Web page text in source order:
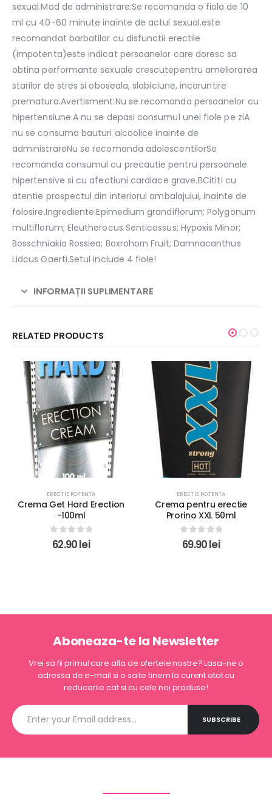
sexual.Mod de administrare:Se recomanda o fiola de 10
ml cu 40-60 minute inainte de actul sexual.este
recomandat barbatilor cu disfunctii erectile
(impotenta)este indicat persoanelor care doresc sa
obtina performante sexuale crescutepentru ameliorarea
starilor de stres si oboseala, slabiciune, incaruntire
prematura.Avertisment:Nu se recomanda persoanelor cu
hipertensiune.A nu se depasi consumul unei fiole pe ziA
nu se consuma bauturi alcoolice inainte de
administrareNu se recomanda adolescentilorSe
recomanda consumul cu precautie pentru persoanele
hipertensive si cu afectiuni cardiace grave.ВCititi cu
atentie prospectul din interiorul ambalajului, inainte de
folosire.Ingrediente:Epimedium grandiflorum; Polygonum
multiflorum; Eleutherocus Senticossus; Hypoxis Minor;
Bosschniakia Rossiea; Boxrohorn Fruit; Damnacanthus
Lidcus Gaerti.Setul include 4 fiole!
INFORMAȚII SUPLIMENTARE
RELATED PRODUCTS
ERECTIE POTENTA
Crema pentru erectie
Prorino XXL 50ml
0out of 5
69.90
ERECTIE POTENTA
Prorino Black Capsule
concentrate pentru
Potenta 2cps
0 out of 5
Aboneaza-te la Newsletter
Vrei sa fii primul care afla de ofertele nostre? Lasa-ne o
adressa de e-mail si o sa te tinem la curent atat cu
reducerile cat si cu cele noi produse!